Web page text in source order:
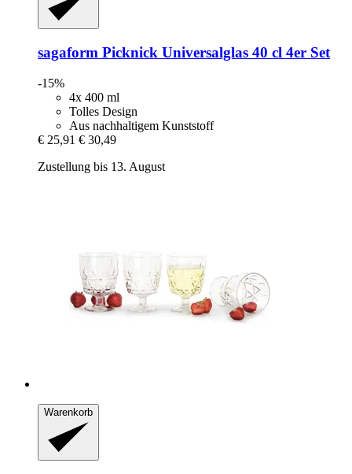
sagaform Picknick Universalglas 40 cl 4er Set
-15%
4x 400 ml
Tolles Design
Aus nachhaltigem Kunststoff
€ 25,91 € 30,49
Zustellung bis 13. August
Warenkorb